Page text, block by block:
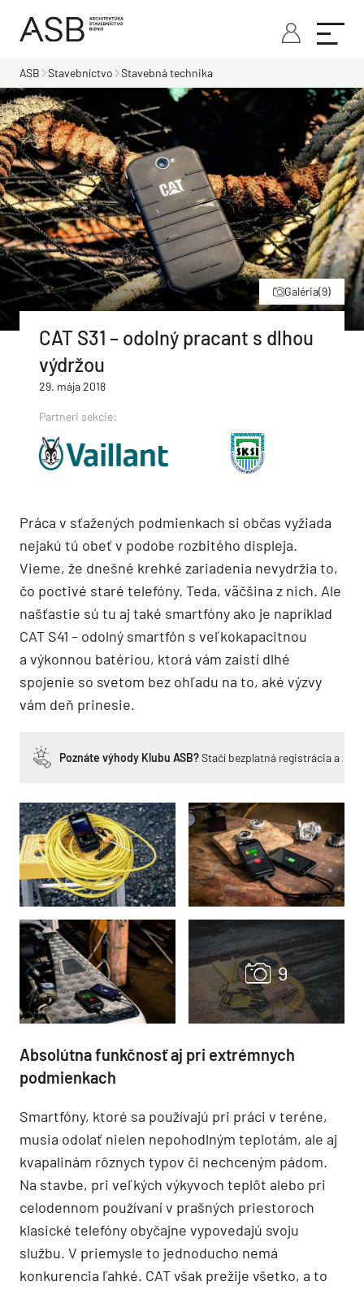
ASB Stavebníctvo Stavebná technika
Galéria(9)
CAT S31 – odolný pracant s dlhou
výdržou
29. mája 2018
Partneri sekcie:
Práca v sťažených podmienkach si občas vyžiada
nejakú tú obeť v podobe rozbitého displeja.
Vieme, že dnešné krehké zariadenia nevydržia to,
čo poctivé staré telefóny. Teda, väčšina z nich. Ale
našťastie sú tu aj také smartfóny ako je napríklad
CAT S41 – odolný smartfón s veľkokapacitnou
a výkonnou batériou, ktorá vám zaistí dlhé
spojenie so svetom bez ohľadu na to, aké výzvy
vám deň prinesie.
Poznáte výhody Klubu ASB?Stačí bezplatná registrácia a
Absolútna funkčnosť aj pri extrémnych
podmienkach
Smartfóny, ktoré sa používajú pri práci v teréne,
musia odolať nielen nepohodlným teplotám, ale aj
kvapalinám rôznych typov či nechceným pádom.
Na stavbe, pri veľkých výkyvoch teplôt alebo pri
celodennom používaní v prašných priestoroch
klasické telefóny obyčajne vypovedajú svoju
službu. V priemysle to jednoducho nemá
konkurencia ľahké. CAT však prežije všetko, a to